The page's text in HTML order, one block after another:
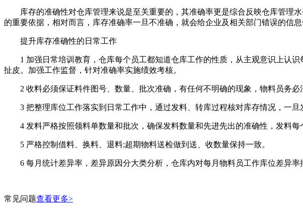
库存的准确性对仓库管理来说是至关重要的，其准确率更是综合反映仓库管理
的重要依据，相对而言，库存准确率一旦不准确，就会给企业及相关部门错误的信
提升库存准确性的日常工作
1 加强日常培训教育，仓库每个员工都知道仓库工作的性质，从主观意识上认识
扯皮。加强工作监督，针对准确率实施绩效考核。
2 收料必须保证料件图号、数量、批次准确，有任何不明确的现象，物料员务必
3 把整理库位工作落实到日常工作中，通过发料、转库过程核对库存情况，一旦
4 发料严格按照领料单数量和批次，确保发料数量和先进先出的准确性，发料每
5 严格控制借料、换料、退料;超期物料送检做到送、收数量保持一致。
6 每月统计差异率，差异原因分大类分析，仓库内对每月物料员工作库位差异率
常见问题查看更多>